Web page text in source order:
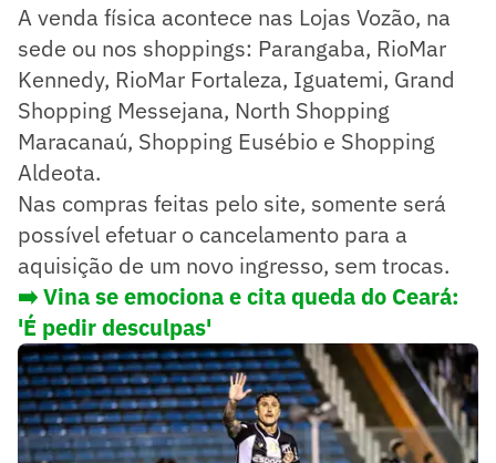
A venda física acontece nas Lojas Vozão, na
sede ou nos shoppings: Parangaba, RioMar
Kennedy, RioMar Fortaleza, Iguatemi, Grand
Shopping Messejana, North Shopping
Maracanaú, Shopping Eusébio e Shopping
Aldeota.
Nas compras feitas pelo site, somente será
possível efetuar o cancelamento para a
aquisição de um novo ingresso, sem trocas.
➡️ Vina se emociona e cita queda do Ceará:
'É pedir desculpas'